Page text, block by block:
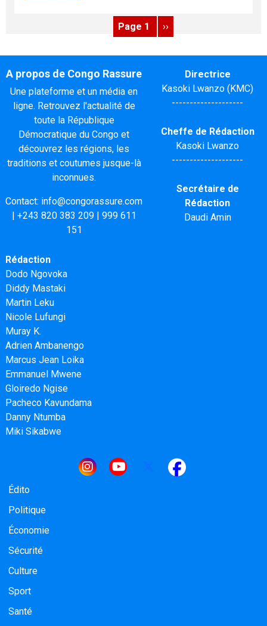
Page 1 Page suivante
››
A propos de Congo Rassure
Une plateforme et un média en
ligne. Retrouvez l'actualité de
toute la République
Démocratique du Congo et
découvrez les régions, les
traditions et coutumes jusque-là
inconnues.
Contact: info@congorassure.com
+243 820 383 209| 999 611
151
Directrice
Kasoki Lwanzo (KMC)
--------------------
Cheffe de Rédaction
Kasoki Lwanzo
--------------------
Secrétaire de
Rédaction
Daudi Amin
Rédaction
Dodo Ngovoka
Diddy Mastaki
Martin Leku
Nicole Lufungi
Muray K.
Adrien Ambanengo
Marcus Jean Loika
Emmanuel Mwene
Gloiredo Ngise
Pacheco Kavundama
Danny Ntumba
Miki Sikabwe
Navigation principale
Édito
Politique
Économie
Sécurité
Culture
Sport
Santé